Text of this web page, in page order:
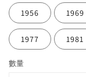
1956 1969
1977 1981
數量